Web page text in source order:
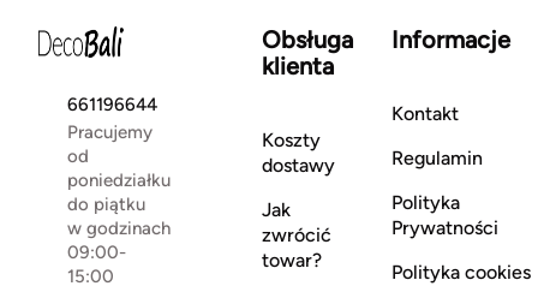
661196644
Pracujemy
od
poniedziałku
do piątku
w godzinach
09:00-
15:00
Obsługa
klienta
Koszty
dostawy
Jak
zwrócić
towar?
Informacje
Kontakt
Regulamin
Polityka
Prywatności
Polityka cookies